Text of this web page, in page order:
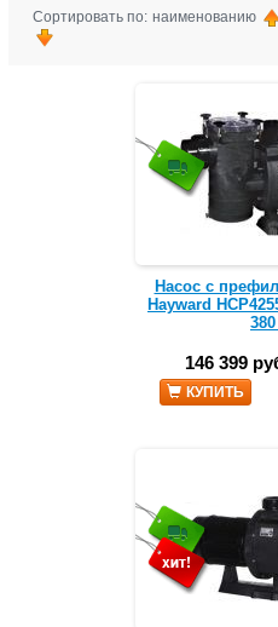
Сортировать по: наименованию
Насос с
Hayward
146 399
КУПИТЬ